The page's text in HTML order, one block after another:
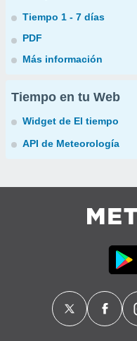
Tiempo 1 - 7 días
PDF
Más información
Tiempo en tu Web
Widget de El tiempo
API de Meteorología